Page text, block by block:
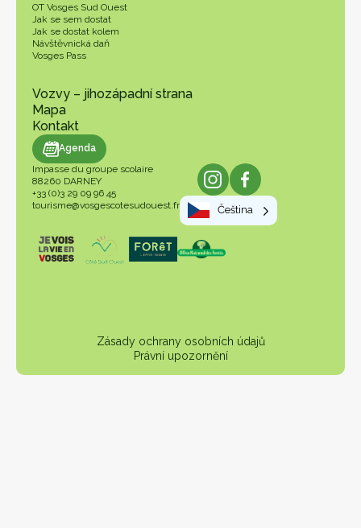
OT Vosges Sud Ouest
Jak se sem dostat
Jak se dostat kolem
Návštěvnická daň
Vosges Pass
Vozvy – jihozápadní strana
Mapa
Kontakt
Agenda
Impasse du groupe scolaire
88260 DARNEY
+33 (0)3 29 09 96 45
tourisme@vosgescotesudouest.fr
Čeština
Zásady ochrany osobních údajů
Právní upozornění